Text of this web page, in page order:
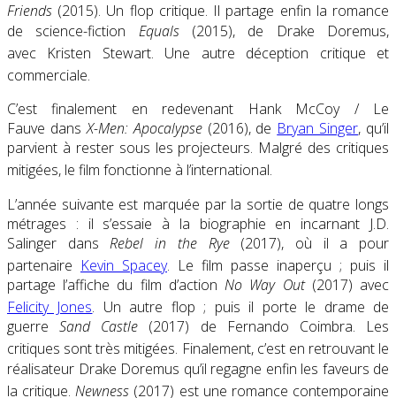
Friends (2015). Un flop critique. Il partage enfin la romance
de science-fiction Equals (2015), de Drake Doremus,
avec Kristen Stewart. Une autre déception critique et
commerciale.
C’est finalement en redevenant Hank McCoy / Le
Fauve dansX-Men: Apocalypse(2016), de Bryan Singer, qu’il
parvient à rester sous les projecteurs. Malgré des critiques
mitigées, le film fonctionne à l’international.
L’année suivante est marquée par la sortie de quatre longs
métrages : il s’essaie à la biographie en incarnant J.D.
Salinger dansRebel in the Rye(2017), où il a pour
partenaire Kevin Spacey. Le film passe inaperçu ; puis il
partage l’affiche du film d’actionNo Way Out(2017) avec
Felicity Jones. Un autre flop ; puis il porte le drame de
guerreSand Castle (2017) de Fernando Coimbra. Les
critiques sont très mitigées. Finalement, c’est en retrouvant le
réalisateur Drake Doremus qu’il regagne enfin les faveurs de
la critique.Newness (2017) est une romance contemporaine